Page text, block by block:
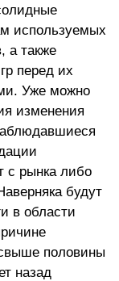
используемых
а также
перед их
Уже можно
изменения
с рынка либо
будут
в области
половины
назад